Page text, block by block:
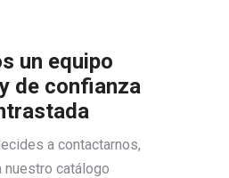
un equipo
de confianza
a contactarnos,
nuestro catálogo